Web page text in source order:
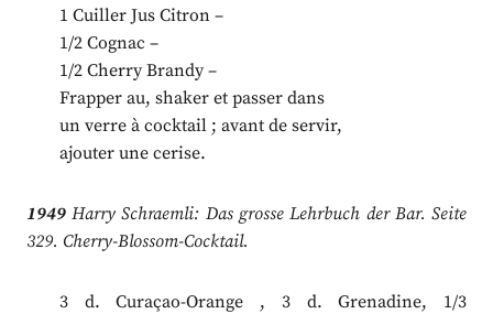
1 Cuiller Jus Citron –
1/2 Cognac –
1/2 Cherry Brandy –
Frapper au, shaker et passer dans
un verre à cocktail ; avant de servir,
ajouter une cerise.
1949Harry Schraemli: Das grosse Lehrbuch der Bar. Seite
329. Cherry-Blossom-Cocktail.
3 d. Curaçao-Orange , 3 d. Grenadine, 1/3